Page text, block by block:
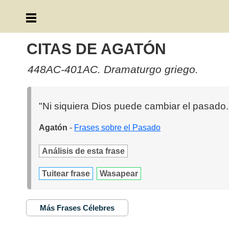
CITAS DE AGATÓN
448AC-401AC. Dramaturgo griego.
"Ni siquiera Dios puede cambiar el
Agatón - Frases sobre el Pasado
Análisis de esta frase
Tuitear frase Wasapear
Más Frases Célebres